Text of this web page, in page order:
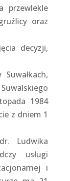
przewlekle
oraz
decyzji,
1984
z dniem 1
Ludwika
usługi
i